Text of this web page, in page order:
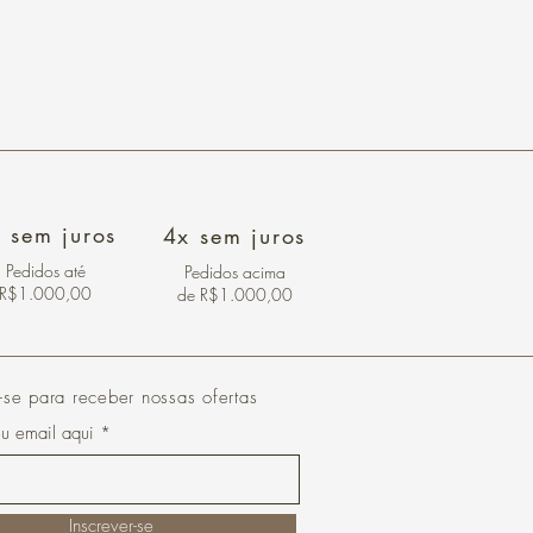
sem juros
Pedidos até
R$1.000,00
4x sem juros
Pedidos acima
de R$1.000,00
para receber nossas ofertas
email aqui
Inscrever-se